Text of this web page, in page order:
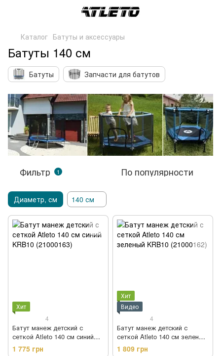
Каталог Батуты и аксессуары
Батуты 140 см
Батуты Запчасти для батутов
Фильтр 1 По популярности
Диаметр, см 140 см
Хит
4
Батут манеж детский с
сеткой Atleto 140 см синий
KRB10 (21000163)
1 775 грн
Хит
Видео
4
Батут манеж детский с
сеткой Atleto 140 см зеленый
KRB10 (21000162)
1 809 грн